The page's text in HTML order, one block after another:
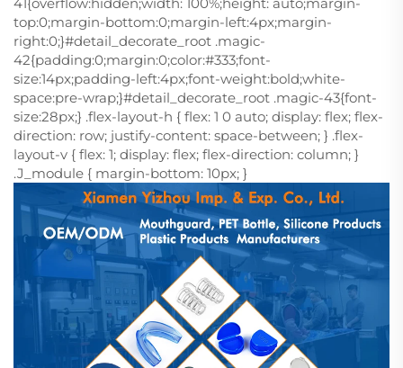
41{overflow:hidden;width: 100%;height: auto;margin-
top:0;margin-bottom:0;margin-left:4px;margin-
right:0;}#detail_decorate_root .magic-
42{padding:0;margin:0;color:#333;font-
size:14px;padding-left:4px;font-weight:bold;white-
space:pre-wrap;}#detail_decorate_root .magic-43{font-
size:28px;} .flex-layout-h { flex: 1 0 auto; display: flex; flex-
direction: row; justify-content: space-between; } .flex-
layout-v { flex: 1; display: flex; flex-direction: column; }
.J_module { margin-bottom: 10px; }